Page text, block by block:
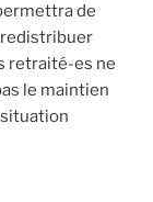
de
redistribuer
retraité-es ne
le maintien